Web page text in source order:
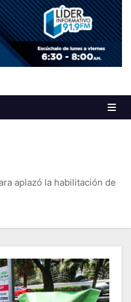
aplazó la habilitación de